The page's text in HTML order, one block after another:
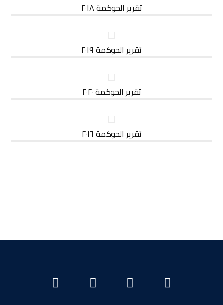
تقرير الحوكمة ٢٠١٨
تقرير الحوكمة ٢٠١٩
تقرير الحوكمة ٢٠٢٠
تقرير الحوكمة ٢٠١٦